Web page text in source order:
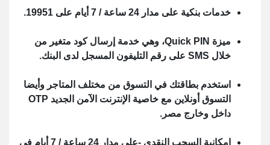
خدمات بنكية على مدار 24 ساعة / 7 أيام على 19951.
ميزة Quick PIN، وهي خدمة إرسال كود متغير من
خلال SMS على رقم التليفون المسجل لدى البنك.
استخدم بطاقتك في التسوق من مختلف المتاجر وأيضا
التسوق أونلاين مع خاصية الإنترنت الآمن الجديد OTP
داخل وخارج مصر.
إمكانية السحب النقدي -على مدار 24 ساعة / 7 أيام في